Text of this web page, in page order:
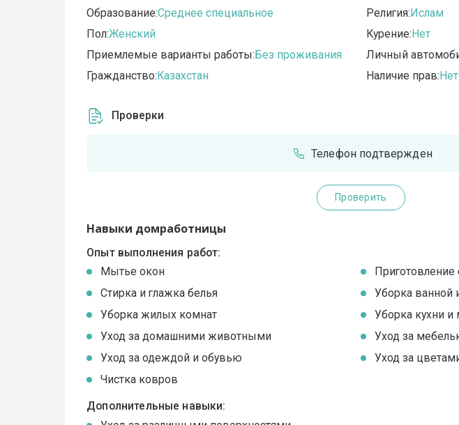
Образование:Среднее специальное
Пол:Женский
Приемлемые варианты работы:Без проживания
Гражданство:Казахстан
Религия:Ислам
Курение:Нет
Личный
Наличие прав:Нет
Проверки
Телефон подтвержден
Проверить
Навыки домработницы
Опыт выполнения работ:
Мытье окон
Стирка и глажка белья
Уборка ванной
Уборка жилых комнат
Уборка кухни
Уход за домашними животными
Уход за
Уход за одеждой и обувью
Уход за
Чистка ковров
Дополнительные навыки: